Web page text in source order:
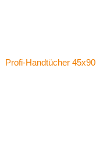
Profi-Handtücher 45x90